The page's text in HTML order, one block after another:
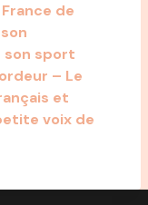
de
son sport
– Le
et
voix de